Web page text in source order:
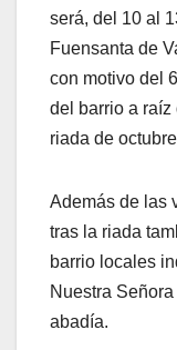
será, del 10 al
Fuensanta de
con motivo del
del barrio a raíz
riada de
Además de las
tras la riada
barrio locales
Nuestra
abadía.